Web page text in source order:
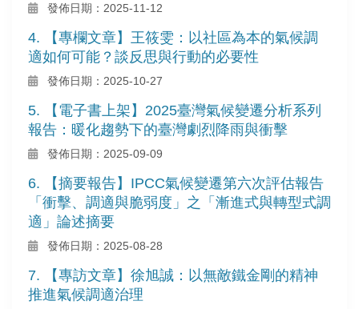
發佈日期：2025-11-12
4. 【專欄文章】王筱雯：以社區為本的氣候調
適如何可能？談反思與行動的必要性
發佈日期：2025-10-27
5. 【電子書上架】2025臺灣氣候變遷分析系列
報告：暖化趨勢下的臺灣劇烈降雨與衝擊
發佈日期：2025-09-09
6. 【摘要報告】IPCC氣候變遷第六次評估報告
「衝擊、調適與脆弱度」之「漸進式與轉型式調
適」論述摘要
發佈日期：2025-08-28
7. 【專訪文章】徐旭誠：以無敵鐵金剛的精神
推進氣候調適治理